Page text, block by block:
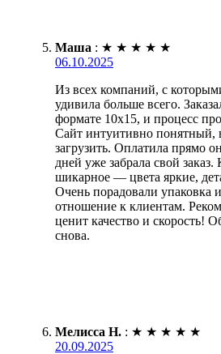
Маша : ★ ★ ★ ★ ★
06.10.2025
Из всех компаний, с
удивила больше всего.
формате 10х15, и процесс
Сайт интуитивно понятный,
загрузить. Оплатила прямо
дней уже забрала свой заказ.
шикарное — цвета яркие,
Очень порадовали упаковка
отношение к клиентам.
ценит качество и скорость!
снова.
Мелисса Н. : ★ ★ ★ ★ ★
20.09.2025